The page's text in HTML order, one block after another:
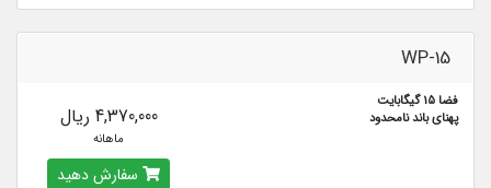
WP-15
فضا 15 گیگابایت
پهنای باند نامحدود
4,370,000 ریال
ماهانه
سفارش دهید